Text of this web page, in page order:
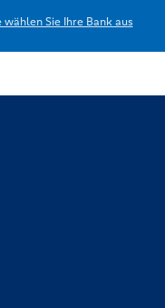
wählen Sie Ihre Bank aus